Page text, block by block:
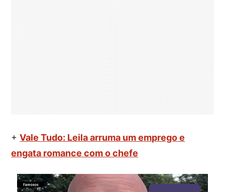
+Vale Tudo: Leila arruma um emprego e
engata romance com o chefe